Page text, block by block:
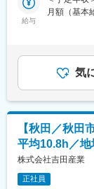
造物を建
宅等に関
等に関わる
備等に関わ
す。各部門
い事業展開
変更の範囲
・建築設計
８:００～9
9：00～
を2～3件訪
16：00～
見積もり作
■組織につい
基本的に各
給与
月額（基本
は経験・
（10月）■
くまでも目
ます。月給
気
【秋田／秋田
平均10.8h／
株式会社吉田産業
正社員